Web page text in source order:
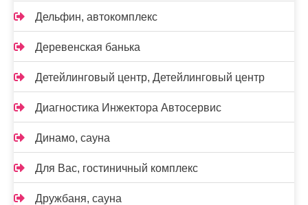
Дельфин, автокомплекс
Деревенская банька
Детейлинговый центр, Детейлинговый центр
Диагностика Инжектора Автосервис
Динамо, сауна
Для Вас, гостиничный комплекс
Дружбаня, сауна